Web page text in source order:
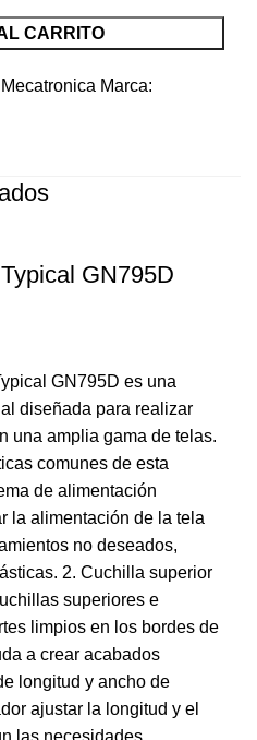
CARRITO
Mecatronica Marca:
GN795D
GN795D es una
diseñada para realizar
una amplia gama de telas.
comunes de esta
de alimentación
la alimentación de la tela
no deseados,
2. Cuchilla superior
superiores e
limpios en los bordes de
a crear acabados
longitud y ancho de
ajustar la longitud y el